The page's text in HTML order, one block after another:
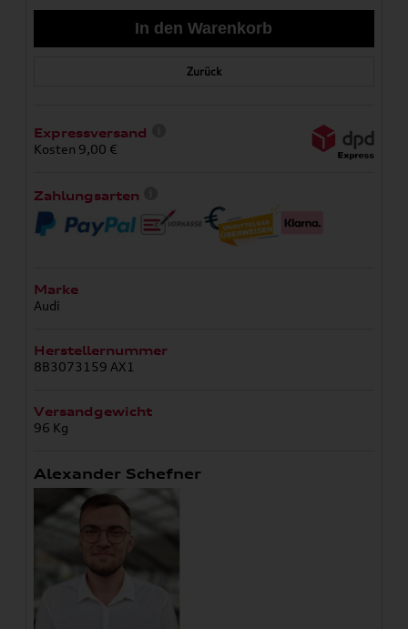
Zurück
Expressversand
Kosten 9,00 €
Zahlungsarten
Marke
Audi
Herstellernummer
8B3073159 AX1
Versandgewicht
96 Kg
Alexander Schefner